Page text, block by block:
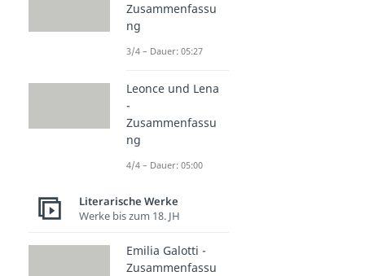
Zusammenfassu
ng
3/4 – Dauer: 05:27
Leonce und Lena
-
Zusammenfassu
ng
4/4 – Dauer: 05:00
Literarische Werke
Werke bis zum 18. JH
Emilia Galotti -
Zusammenfassu